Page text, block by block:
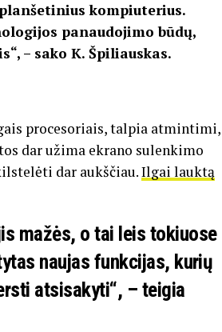
kompiuterius.
panaudojimo būdų,
– sako K. Špiliauskas.
procesoriais, talpia atmintimi,
dar užima ekrano sulenkimo
dar aukščiau.Ilgai lauktą
mažės, o tai leis tokiuose
naujas funkcijas, kurių
atsisakyti“, – teigia